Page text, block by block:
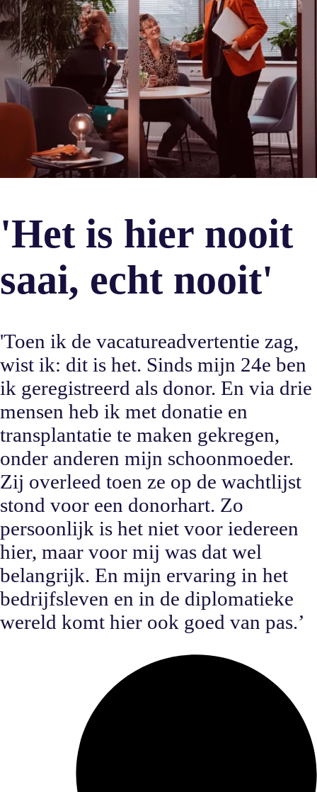
'Het is hier nooit
saai, echt nooit'
'Toen ik de vacatureadvertentie zag,
wist ik: dit is het. Sinds mijn 24e ben
ik geregistreerd als donor. En via drie
mensen heb ik met donatie en
transplantatie te maken gekregen,
onder anderen mijn schoonmoeder.
Zij overleed toen ze op de wachtlijst
stond voor een donorhart. Zo
persoonlijk is het niet voor iedereen
hier, maar voor mij was dat wel
belangrijk. En mijn ervaring in het
bedrijfsleven en in de diplomatieke
wereld komt hier ook goed van pas.’